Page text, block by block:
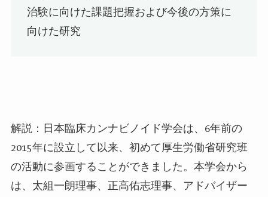
治験に向けた課題把握および今後の方策に
向けた研究
解説：日本臨床カンナビノイド学会は、 6年前の
2015年に設立して以来、初めて厚生労働省研究班
の活動に参画することができました。本学会から
は、太組一朗理事、正高佑志理事、アドバイザー